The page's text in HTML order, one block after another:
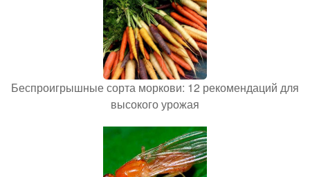
Беспроигрышные сорта моркови: 12 рекомендаций для
высокого урожая